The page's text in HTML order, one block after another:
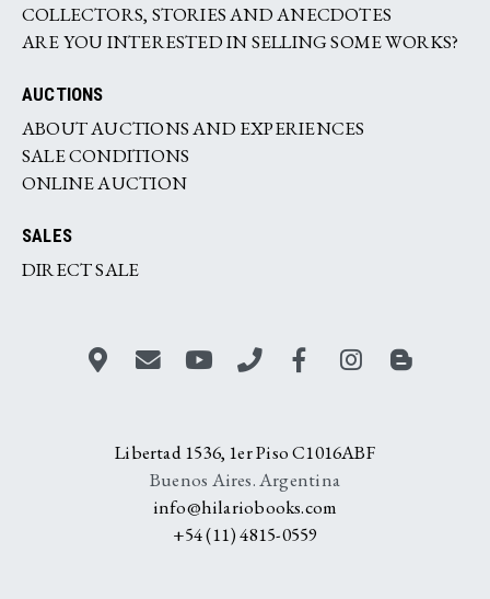
COLLECTORS, STORIES AND ANECDOTES
ARE YOU INTERESTED IN SELLING SOME WORKS?
AUCTIONS
ABOUT AUCTIONS AND EXPERIENCES
SALE CONDITIONS
ONLINE AUCTION
SALES
DIRECT SALE
Libertad 1536, 1er Piso C1016ABF
Buenos Aires. Argentina
info@hilariobooks.com
+54 (11) 4815-0559